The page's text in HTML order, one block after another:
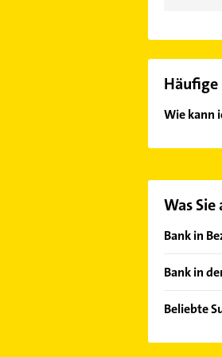
Häufige
Wie kann
Was
Bank in
Bezirk
Bezirk
Bank in
Ahrensfelde
Beliebte